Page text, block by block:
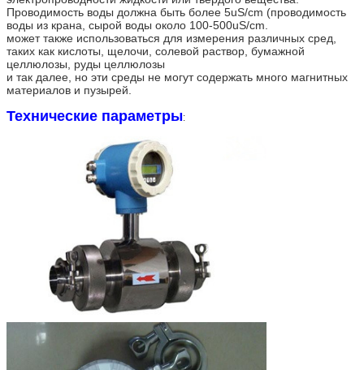
Проводимость воды должна быть более 5uS/cm (проводимость
воды из крана, сырой воды около 100-500uS/cm.
может также использоваться для измерения различных сред,
таких как кислоты, щелочи, солевой раствор, бумажной
целлюлозы, руды целлюлозы
и так далее, но эти среды не могут содержать много магнитных
материалов и пузырей.
Технические параметры: